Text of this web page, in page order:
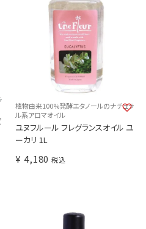
植物由来100%発酵エタノールのナチュラ
ル系アロマオイル
ユヌフルール フレグランスオイル ユ
ーカリ 1L
¥ 4,180 税込